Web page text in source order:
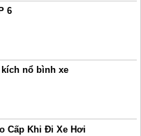
6
nổ bình xe
Cấp Khi Đi Xe Hơi